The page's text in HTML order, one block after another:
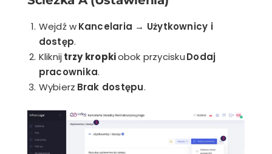
Wejdź wKancelaria → Użytkownicy i
dostęp.
Kliknij trzy kropkiobok przyciskuDodaj
pracownika.
Wybierz Brak dostępu.